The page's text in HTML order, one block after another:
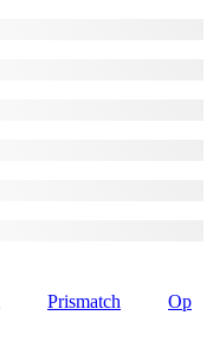
Prismatch
Op